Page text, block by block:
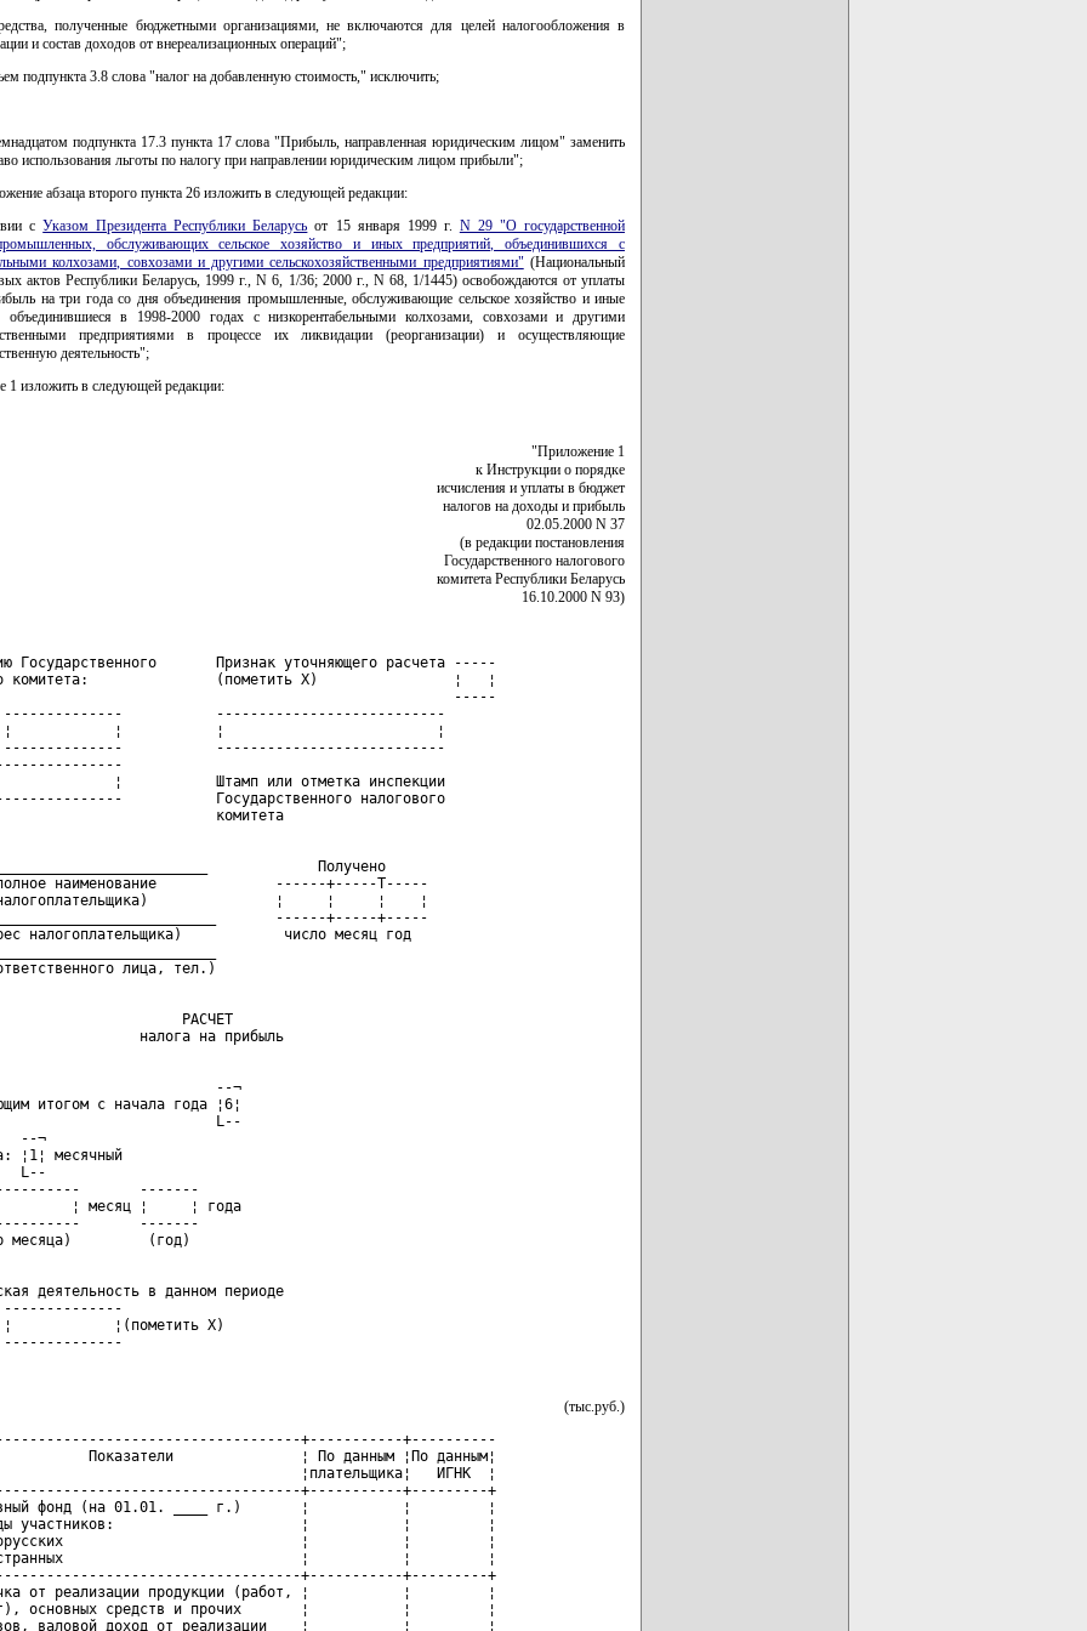
полученные бюджетными организациями, не включаются для целей налогообложения в
и состав доходов от внереализационных операций";
подпункта 3.8 слова "налог на добавленную стоимость," исключить;
подпункта 17.3 пункта 17 слова "Прибыль, направленная юридическим лицом" заменить
использования льготы по налогу при направлении юридическим лицом прибыли";
абзаца второго пункта 26 изложить в следующей редакции:
сУказом Президента Республики Беларусь от 15 января 1999 г. N 29 "О государственной
обслуживающих сельское хозяйство и иных предприятий, объединившихся с
колхозами, совхозами и другими сельскохозяйственными предприятиями"(Национальный
актов Республики Беларусь, 1999 г., N 6, 1/36; 2000 г., N 68, 1/1445) освобождаются от уплаты
на три года со дня объединения промышленные, обслуживающие сельское хозяйство и иные
объединившиеся в 1998-2000 годах с низкорентабельными колхозами, совхозами и другими
предприятиями в процессе их ликвидации (реорганизации) и осуществляющие
деятельность";
1 изложить в следующей редакции:
"Приложение 1
к Инструкции о порядке
исчисления и уплаты в бюджет
налогов на доходы и прибыль
02.05.2000 N 37
(в редакции постановления
Государственного налогового
комитета Республики Беларусь
16.10.2000 N 93)
Государственного       Признак уточняющего расчета -----
комитета:               (пометить Х)                ¦   ¦
-----
---------------------------
¦            ¦           ¦                         ¦
---------------------------
¦           Штамп или отметка инспекции
Государственного налогового
Получено
наименование              ------+-----T-----
¦     ¦     ¦    ¦
------+-----+-----
налогоплательщика)            число месяц год
РАСЧЕТ
--¬
итогом с начала года ¦6¦
L--
--¬
¦1¦ месячный
L--
-------
¦ месяц ¦     ¦ года
-------
деятельность в данном периоде
¦            ¦(пометить Х)
(тыс.руб.)
+-----------+----------
Показатели               ¦ По данным ¦По данным¦
¦плательщика¦   ИГНК  ¦
+-----------+---------+
фонд (на 01.01. ____ г.)       ¦           ¦         ¦
участников:                      ¦           ¦         ¦
¦           ¦         ¦
¦           ¦         ¦
+-----------+---------+
от реализации продукции (работ, ¦           ¦         ¦
основных средств и прочих       ¦           ¦         ¦
валовой доход от реализации    ¦           ¦         ¦